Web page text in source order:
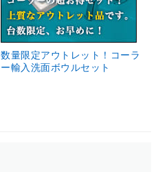
数量限定アウトレット！コーラ
ー輸入洗面ボウルセット